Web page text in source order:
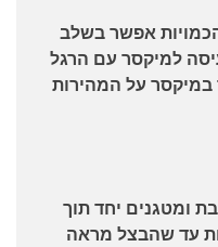
אפשר בשלב
למיקסר עם הרגל
על המהירות
ומטגנים יחד תוך
עד שהבצל מראה